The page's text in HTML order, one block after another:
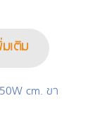
เติม
cm. ขา